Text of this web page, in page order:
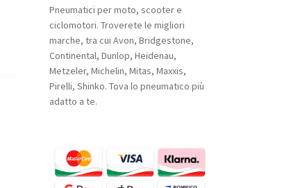
Pneumatici per moto, scooter e
ciclomotori. Troverete le migliori
marche, tra cui Avon, Bridgestone,
Continental, Dunlop, Heidenau,
Metzeler, Michelin, Mitas, Maxxis,
Pirelli, Shinko. Tova lo pneumatico più
adatto a te.